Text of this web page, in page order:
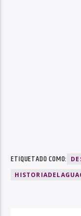
ETIQUETADO COMO: